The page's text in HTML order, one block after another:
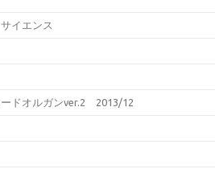
イエンス
ドオルガンver.2 2013/12